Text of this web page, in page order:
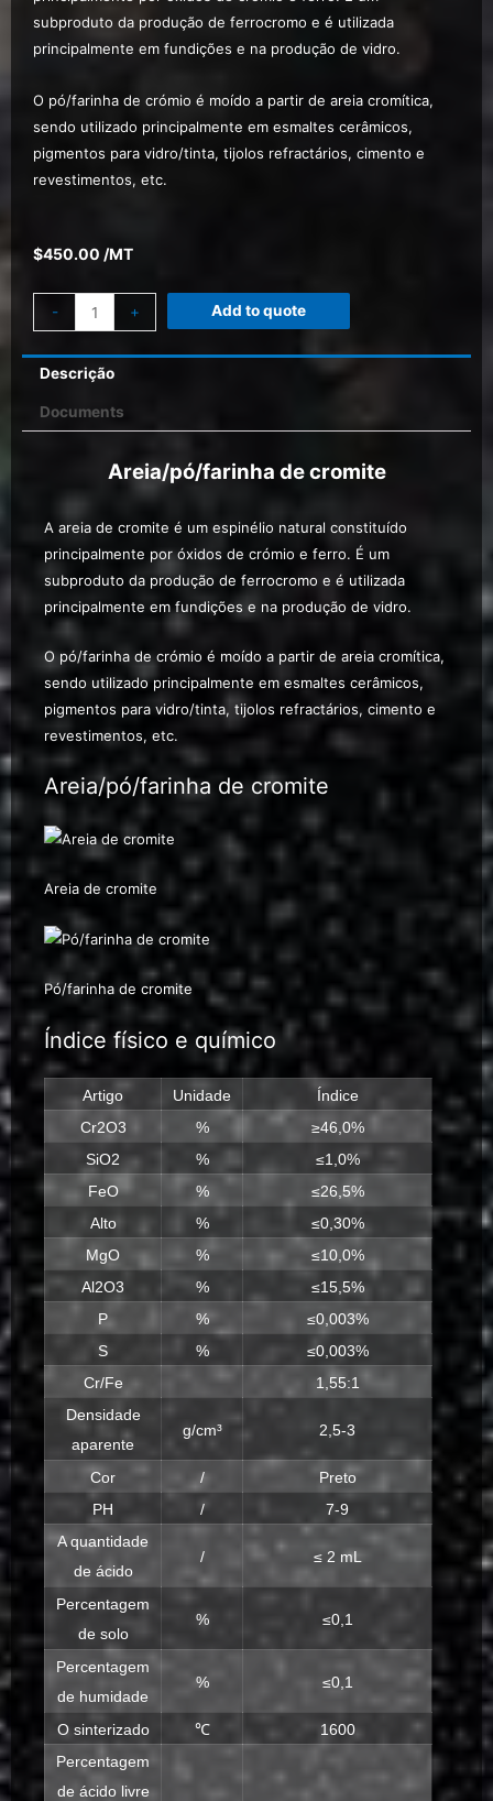
subproduto da produção de ferrocromo e é utilizada
principalmente em fundições e na produção de vidro.
O pó/farinha de crómio é moído a partir de areia cromítica,
sendo utilizado principalmente em esmaltes cerâmicos,
pigmentos para vidro/tinta, tijolos refractários, cimento e
revestimentos, etc.
$450.00 /MT
- + Add to quote
Descrição
Documents
Areia/pó/farinha de cromite
A areia de cromite é um espinélio natural constituído
principalmente por óxidos de crómio e ferro. É um
subproduto da produção de ferrocromo e é utilizada
principalmente em fundições e na produção de vidro.
O pó/farinha de crómio é moído a partir de areia cromítica,
sendo utilizado principalmente em esmaltes cerâmicos,
pigmentos para vidro/tinta, tijolos refractários, cimento e
revestimentos, etc.
Areia/pó/farinha de cromite
Areia de cromite
Pó/farinha de cromite
Índice físico e químico
Artigo Unidade
Índice
Cr2O3
%
≥46,0%
SiO2
%
≤1,0%
FeO
%
≤26,5%
Alto
%
≤0,30%
MgO
%
≤10,0%
Al2O3
%
≤15,5%
P
%
≤0,003%
S
%
≤0,003%
Cr/Fe
1,55:1
Densidade
aparente
g/cm³ 2,5-3
Cor /
Preto
PH
/
7-9
A quantidade
de ácido
/ ≤ 2 mL
Percentagem
de solo
% ≤0,1
Percentagem
de humidade
% ≤0,1
O sinterizado ℃
1600
Percentagem
de ácido livre